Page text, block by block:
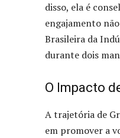
disso, ela é
engajamento
Brasileira da
durante dois
O Impacto
A trajetória de
em promover a